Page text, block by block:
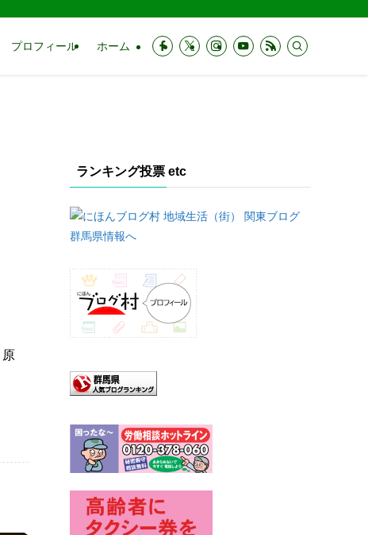
プロフィール ホーム
原
ランキング投票 etc